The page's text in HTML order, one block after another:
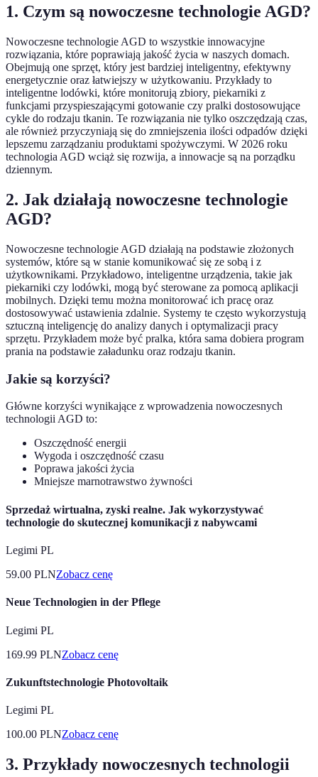
1. Czym są nowoczesne technologie AGD?
Nowoczesne technologie AGD to wszystkie innowacyjne
rozwiązania, które poprawiają jakość życia w naszych domach.
Obejmują one sprzęt, który jest bardziej inteligentny, efektywny
energetycznie oraz łatwiejszy w użytkowaniu. Przykłady to
inteligentne lodówki, które monitorują zbiory, piekarniki z
funkcjami przyspieszającymi gotowanie czy pralki dostosowujące
cykle do rodzaju tkanin. Te rozwiązania nie tylko oszczędzają czas,
ale również przyczyniają się do zmniejszenia ilości odpadów dzięki
lepszemu zarządzaniu produktami spożywczymi. W 2026 roku
technologia AGD wciąż się rozwija, a innowacje są na porządku
dziennym.
2. Jak działają nowoczesne technologie
AGD?
Nowoczesne technologie AGD działają na podstawie złożonych
systemów, które są w stanie komunikować się ze sobą i z
użytkownikami. Przykładowo, inteligentne urządzenia, takie jak
piekarniki czy lodówki, mogą być sterowane za pomocą aplikacji
mobilnych. Dzięki temu można monitorować ich pracę oraz
dostosowywać ustawienia zdalnie. Systemy te często wykorzystują
sztuczną inteligencję do analizy danych i optymalizacji pracy
sprzętu. Przykładem może być pralka, która sama dobiera program
prania na podstawie załadunku oraz rodzaju tkanin.
Jakie są korzyści?
Główne korzyści wynikające z wprowadzenia nowoczesnych
technologii AGD to:
Oszczędność energii
Wygoda i oszczędność czasu
Poprawa jakości życia
Mniejsze marnotrawstwo żywności
Sprzedaż wirtualna, zyski realne. Jak wykorzystywać
technologie do skutecznej komunikacji z nabywcami
Legimi PL
59.00 PLNZobacz cenę
Neue Technologien in der Pflege
Legimi PL
169.99 PLNZobacz cenę
Zukunftstechnologie Photovoltaik
Legimi PL
100.00 PLNZobacz cenę
3. Przykłady nowoczesnych technologii